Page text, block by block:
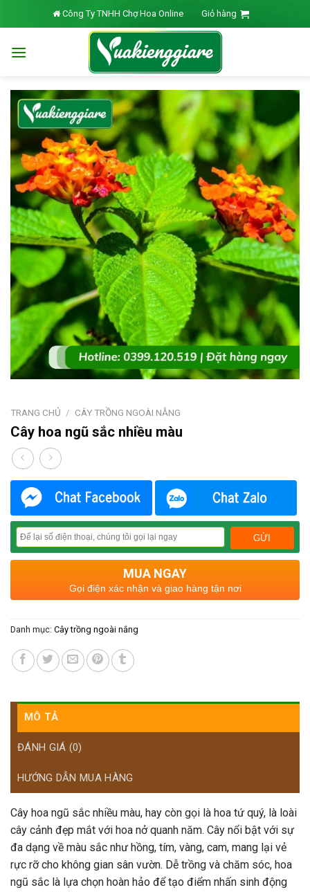
to
Công Ty TNHH Chợ Hoa Online Giỏ hàng
TRANG CHỦ / CÂY TRỒNG NGOÀI NẮNG
Cây hoa ngũ sắc nhiều màu
MUA NGAY
Gọi điện xác nhận và giao hàng tận nơi
Danh mục: Cây trồng ngoài nắng
MÔ TẢ
ĐÁNH GIÁ (0)
HƯỚNG DẪN MUA HÀNG
Cây hoa ngũ sắc nhiều màu, hay còn gọi là hoa tứ quý, là loài
cây cảnh đẹp mắt với hoa nở quanh năm. Cây nổi bật với sự
đa dạng về màu sắc như hồng, tím, vàng, cam, mang lại vẻ
rực rỡ cho không gian sân vườn. Dễ trồng và chăm sóc, hoa
ngũ sắc là lựa chọn hoàn hảo để tạo điểm nhấn sinh động